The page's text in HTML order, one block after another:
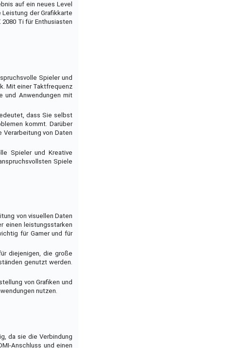
auf ein neues Level
der Grafikkarte
Ti für Enthusiasten
Spieler und
Mit einer Taktfrequenz
und Anwendungen mit
dass Sie selbst
kommt. Darüber
Verarbeitung von Daten
Spieler und Kreative
Spiele
von visuellen Daten
einen leistungsstarken
für Gamer und für
diejenigen, die große
genutzt werden.
von Grafiken und
nutzen.
da sie die Verbindung
Anschluss und einen